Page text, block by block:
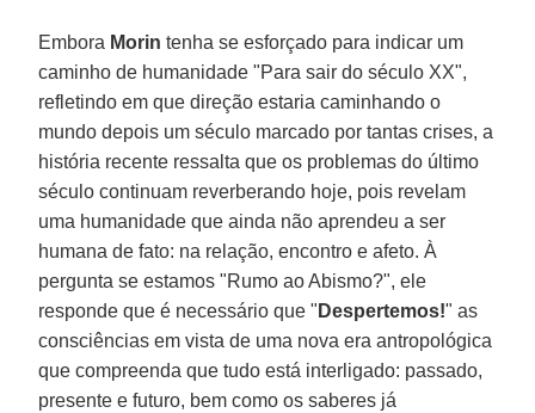
Embora Morin tenha se esforçado para indicar um
caminho de humanidade "Para sair do século XX",
refletindo em que direção estaria caminhando o
mundo depois um século marcado por tantas crises, a
história recente ressalta que os problemas do último
século continuam reverberando hoje, pois revelam
uma humanidade que ainda não aprendeu a ser
humana de fato: na relação, encontro e afeto. À
pergunta se estamos "Rumo ao Abismo?", ele
responde que é necessário que " Despertemos!" as
consciências em vista de uma nova era antropológica
que compreenda que tudo está interligado: passado,
presente e futuro, bem como os saberes já